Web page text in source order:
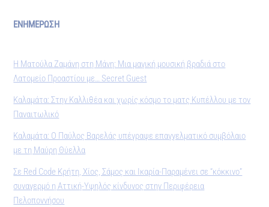
ΕΝΗΜΕΡΩΣΗ
Η Ματούλα Ζαμάνη στη Μάνη: Μια μαγική μουσική βραδιά στο
Λατομείο Προαστίου με… Secret Guest
Καλαμάτα: Στην Καλλιθέα και χωρίς κόσμο το ματς Κυπέλλου με τον
Παναιτωλικό
Καλαμάτα: Ο Παύλος Βαρελάς υπέγραψε επαγγελματικό συμβόλαιο
με τη Μαύρη Θύελλα
Σε Red Code Κρήτη, Χίος, Σάμος και Ικαρία-Παραμένει σε “κόκκινο”
συναγερμό η Αττική-Υψηλός κίνδυνος στην Περιφέρεια
Πελοποννήσου